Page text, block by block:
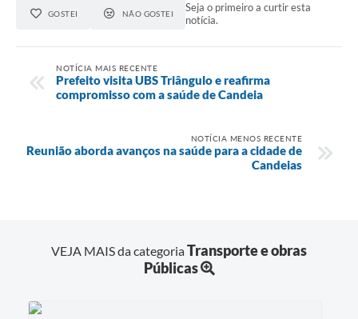
GOSTEI NÃO GOSTEI
Seja o primeiro a curtir esta
notícia.
NOTÍCIA MAIS RECENTE
Prefeito visita UBS Triângulo e reafirma
compromisso com a saúde de Candeia
NOTÍCIA MENOS RECENTE
Reunião aborda avanços na saúde para a cidade de
Candeias
VEJA MAIS da categoriaTransporte e obras
Públicas